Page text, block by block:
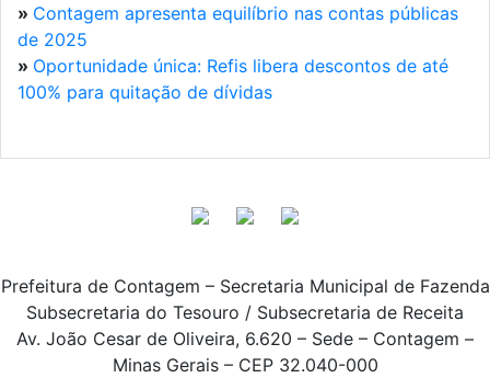
» Contagem apresenta equilíbrio nas contas públicas
de 2025
» Oportunidade única: Refis libera descontos de até
100% para quitação de dívidas
Prefeitura de Contagem – Secretaria Municipal de Fazenda
Subsecretaria do Tesouro / Subsecretaria de Receita
Av. João Cesar de Oliveira, 6.620 – Sede – Contagem –
Minas Gerais – CEP 32.040-000